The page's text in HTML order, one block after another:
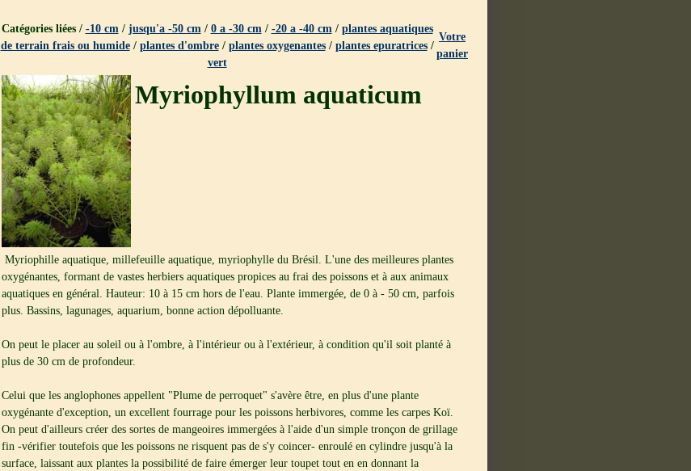
Catégories liées / -10 cm / jusqu'a -50 cm / 0 a -30 cm / -20 a -40 cm / plantes aquatiques
de terrain frais ou humide/ plantes d'ombre/ plantes oxygenantes/ plantes epuratrices/
vert
Votre
panier
Myriophyllum aquaticum
Myriophille aquatique, millefeuille aquatique, myriophylle du Brésil. L'une des meilleures plantes
oxygénantes, formant de vastes herbiers aquatiques propices au frai des poissons et à aux animaux
aquatiques en général. Hauteur: 10 à 15 cm hors de l'eau. Plante immergée, de 0 à - 50 cm, parfois
plus. Bassins, lagunages, aquarium, bonne action dépolluante.
On peut le placer au soleil ou à l'ombre, à l'intérieur ou à l'extérieur, à condition qu'il soit planté à
plus de 30 cm de profondeur.
Celui que les anglophones appellent "Plume de perroquet" s'avère être, en plus d'une plante
oxygénante d'exception, un excellent fourrage pour les poissons herbivores, comme les carpes Koï.
On peut d'ailleurs créer des sortes de mangeoires immergées à l'aide d'un simple tronçon de grillage
fin -vérifier toutefois que les poissons ne risquent pas de s'y coincer- enroulé en cylindre jusqu'à la
surface, laissant aux plantes la possibilité de faire émerger leur toupet tout en en donnant la